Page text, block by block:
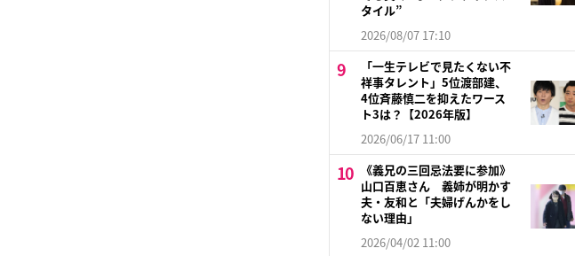
タイル”
2026/08/07 17:10
「一生テレビで見たくない不
祥事タレント」5位渡部建、
4位斉藤慎二を抑えたワース
ト3は？【2026年版】
2026/06/17 11:00
《義兄の三回忌法要に参加》
山口百恵さん 義姉が明かす
夫・友和と「夫婦げんかをし
ない理由」
2026/04/02 11:00